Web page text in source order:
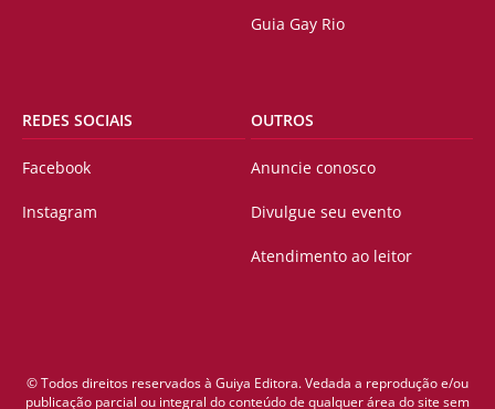
Guia Gay Rio
REDES SOCIAIS
Facebook
Instagram
OUTROS
Anuncie conosco
Divulgue seu evento
Atendimento ao leitor
© Todos direitos reservados à Guiya Editora. Vedada a reprodução e/ou
publicação parcial ou integral do conteúdo de qualquer área do site sem